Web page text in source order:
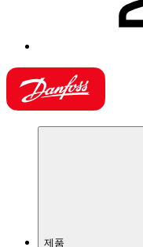
제품